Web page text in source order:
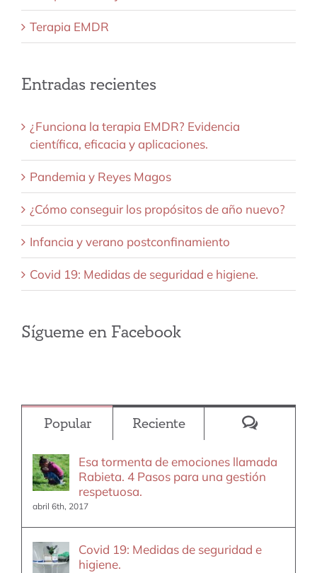
Terapia EMDR
Entradas recientes
¿Funciona la terapia EMDR? Evidencia
científica, eficacia y aplicaciones.
Pandemia y Reyes Magos
¿Cómo conseguir los propósitos de año nuevo?
Infancia y verano postconfinamiento
Covid 19: Medidas de seguridad e higiene.
Sígueme en Facebook
Popular Reciente
Esa tormenta de emociones llamada
Rabieta. 4 Pasos para una gestión
respetuosa.
abril 6th, 2017
Covid 19: Medidas de seguridad e
higiene.